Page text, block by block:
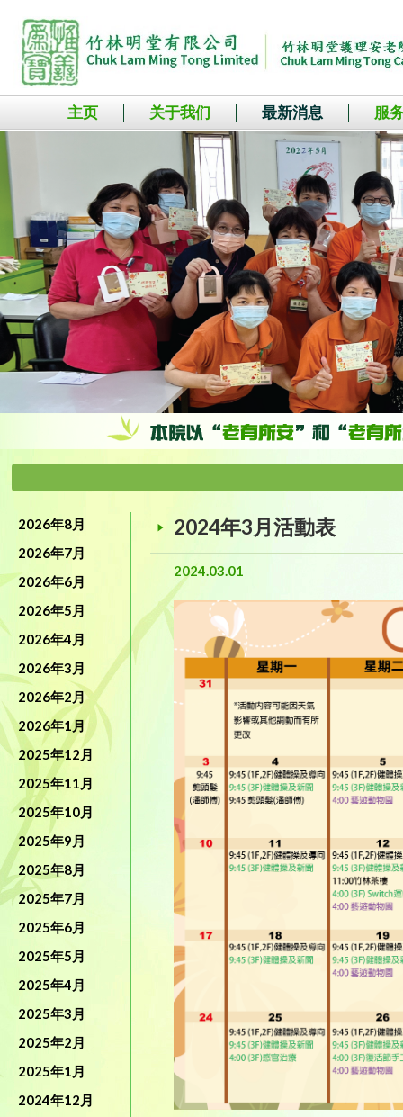
主页 关于我们 最新消息 服
2026年8月
2026年7月
2026年6月
2026年5月
2026年4月
2026年3月
2026年2月
2026年1月
2025年12月
2025年11月
2025年10月
2025年9月
2025年8月
2025年7月
2025年6月
2025年5月
2025年4月
2025年3月
2025年2月
2025年1月
2024年12月
2024年3月活動表
2024.03.01